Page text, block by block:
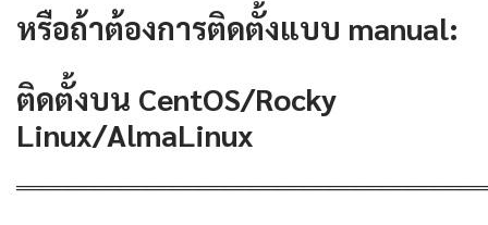
หรือถ้าต้องการติดตั้งแบบ manual:
ติดตั้งบน CentOS/Rocky
Linux/AlmaLinux